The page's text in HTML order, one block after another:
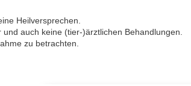
Heilversprechen.
auch keine (tier-)ärztlichen Behandlungen.
zu betrachten.